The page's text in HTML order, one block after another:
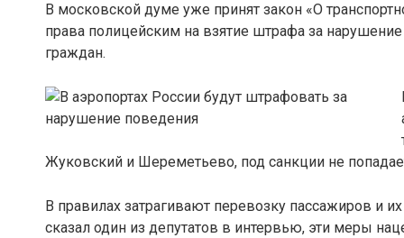
В московской думе уже принят закон «О
права полицейским на взятие штрафа за
граждан.
Жуковский и Шереметьево, под санкции не
В правилах затрагивают перевозку пассажиров и
сказал один из депутатов в интервью, эти меры